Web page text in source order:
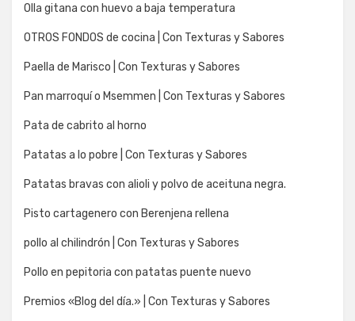
Olla gitana con huevo a baja temperatura
OTROS FONDOS de cocina | Con Texturas y Sabores
Paella de Marisco | Con Texturas y Sabores
Pan marroquí o Msemmen | Con Texturas y Sabores
Pata de cabrito al horno
Patatas a lo pobre | Con Texturas y Sabores
Patatas bravas con alioli y polvo de aceituna negra.
Pisto cartagenero con Berenjena rellena
pollo al chilindrón | Con Texturas y Sabores
Pollo en pepitoria con patatas puente nuevo
Premios «Blog del día.» | Con Texturas y Sabores